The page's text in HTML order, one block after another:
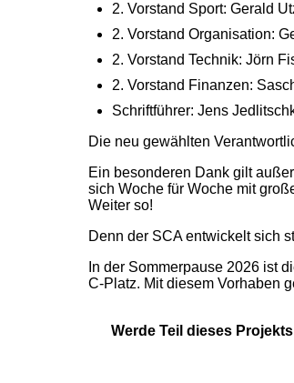
2. Vorstand Sport: Gerald
2. Vorstand Organisation:
2. Vorstand Technik: Jörn
2. Vorstand Finanzen:
Schriftführer: Jens
Die neu gewählten
Ein besonderen Dank gilt
sich Woche für Woche mit
Weiter so!
Denn der SCA entwickelt sich
In der Sommerpause 2026 ist
C-Platz. Mit diesem Vorhaben
Werde Teil dieses